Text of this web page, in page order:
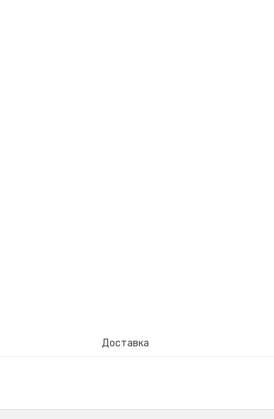
Доставка